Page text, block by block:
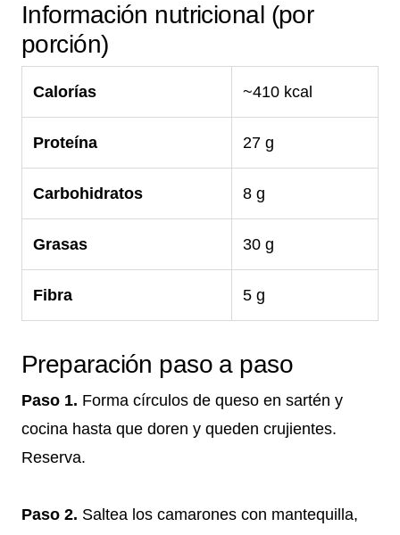
Información nutricional (por
porción)
Calorías ~410 kcal
Proteína 27 g
Carbohidratos 8 g
Grasas 30 g
Fibra 5 g
Preparación paso a paso
Paso 1. Forma círculos de queso en sartén y
cocina hasta que doren y queden crujientes.
Reserva.
Paso 2. Saltea los camarones con mantequilla,